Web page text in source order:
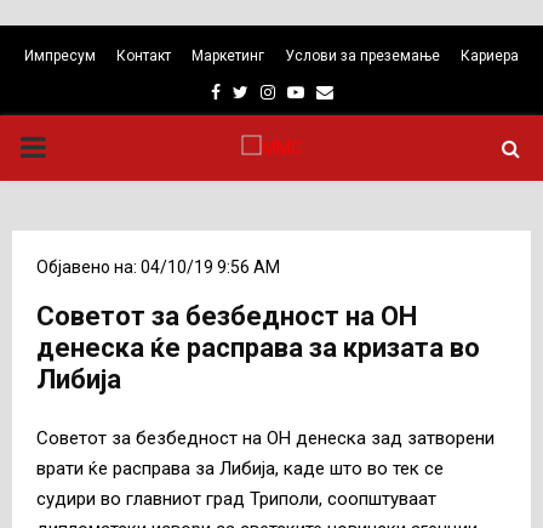
Импресум Контакт Маркетинг Услови за преземање Кариера
Facebook
TwitterInstagram
Youtube
Email
PRIMARY
Објавено на: 04/10/19 9:56 AM
Советот за безбедност на ОН
денеска ќе расправа за кризата во
Либија
Советот за безбедност на ОН денеска зад затворени
врати ќе расправа за Либија, каде што во тек се
судири во главниот град Триполи, соопштуваат